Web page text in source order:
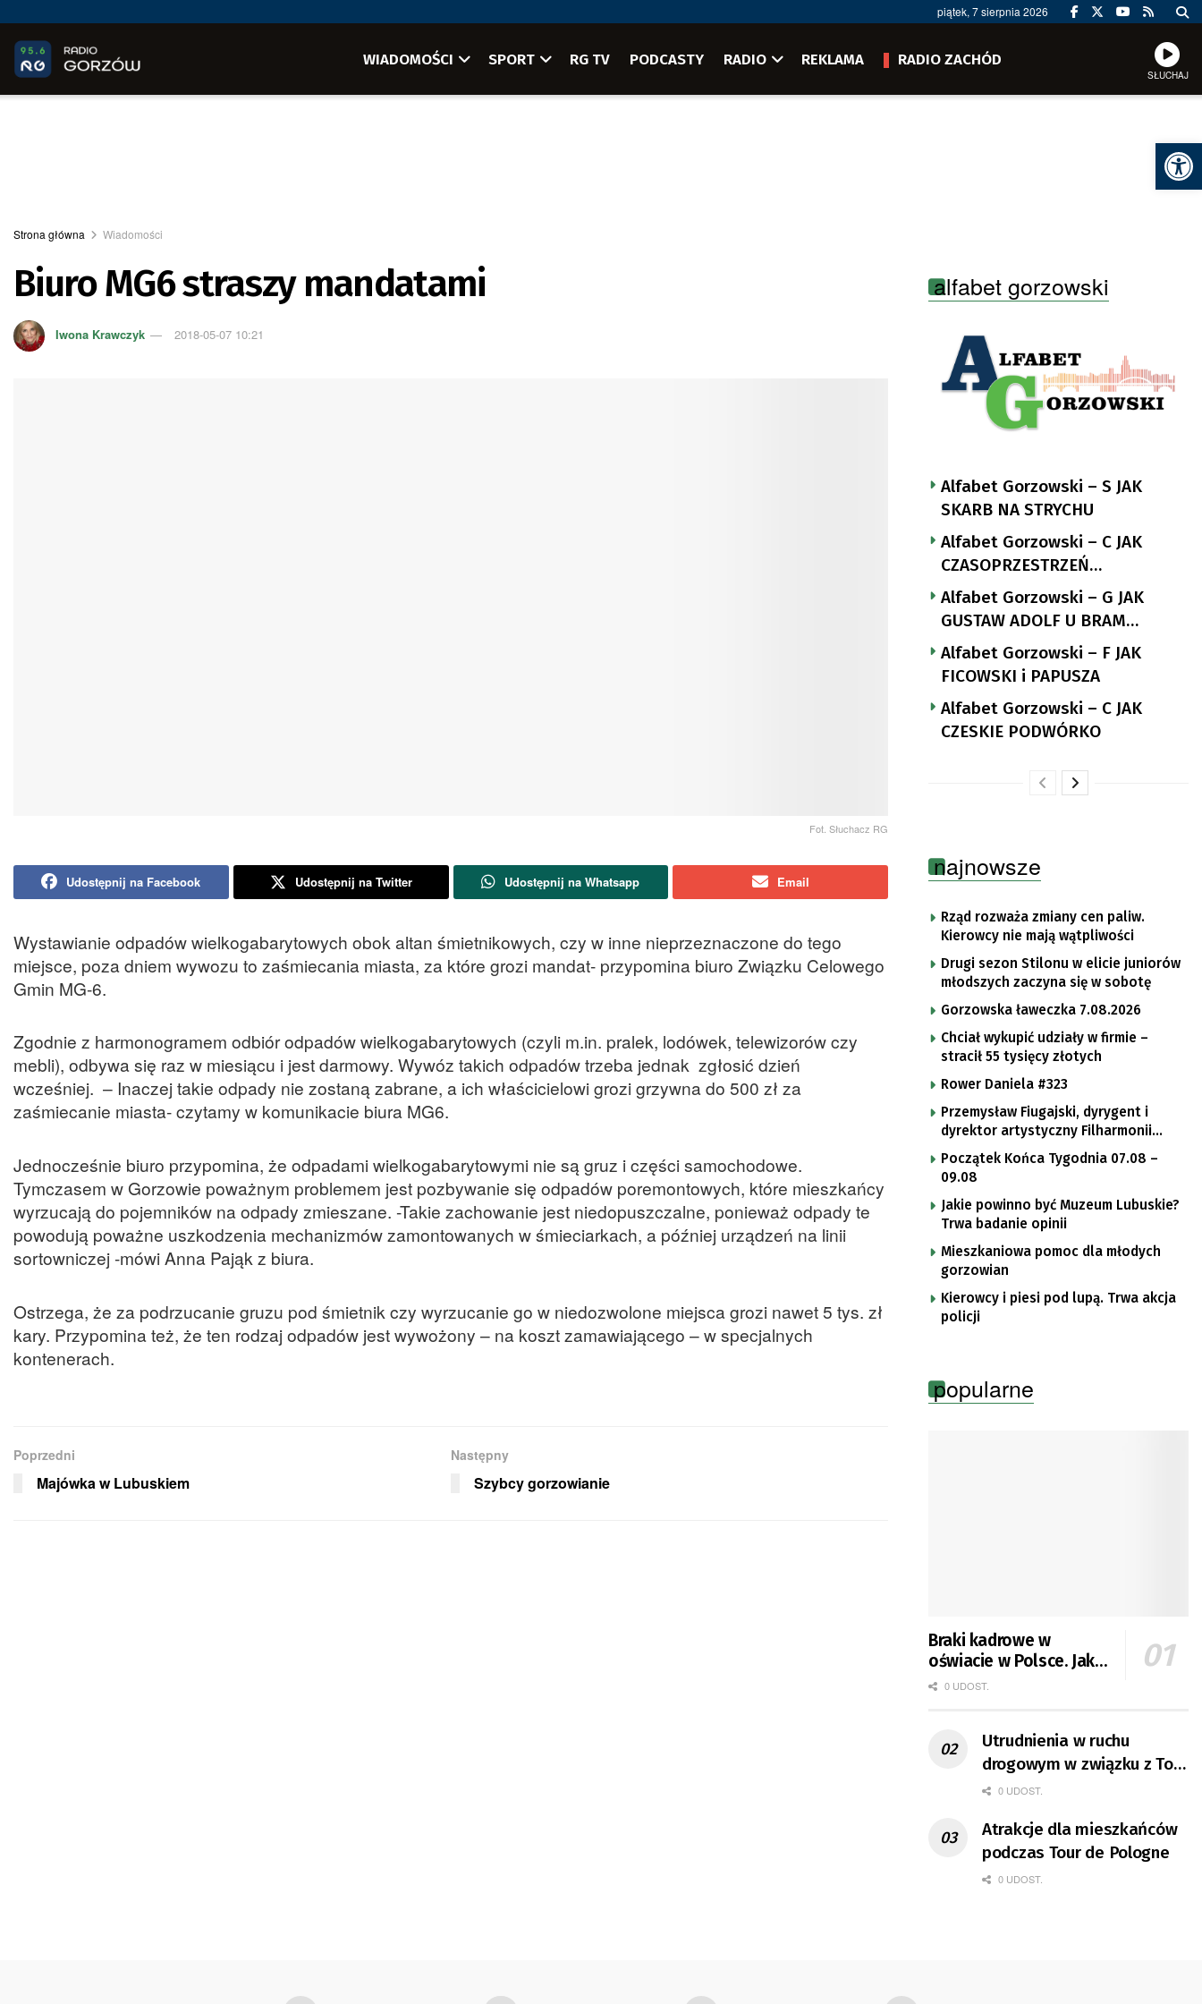
piątek, 7 sierpnia 2026
WIADOMOŚCI SPORT RG TV PODCASTY RADIO REKLAMA RADIO ZACHÓD
SŁUCHAJ
Strona główna Wiadomości
Biuro MG6 straszy mandatami
Iwona Krawczyk 2018-05-07 10:21
Fot. Słuchacz RG
Udostępnij na Facebook Udostępnij na Twitter Udostępnij na Whatsapp Email
Wystawianie odpadów wielkogabarytowych obok altan śmietnikowych, czy w inne nieprzeznaczone do tego
miejsce, poza dniem wywozu to zaśmiecania miasta, za które grozi mandat- przypomina biuro Związku Celowego
Gmin MG-6.
Zgodnie z harmonogramem odbiór odpadów wielkogabarytowych (czyli m.in. pralek, lodówek, telewizorów czy
mebli), odbywa się raz w miesiącu i jest darmowy. Wywóz takich odpadów trzeba jednak zgłosić dzień
wcześniej. – Inaczej takie odpady nie zostaną zabrane, a ich właścicielowi grozi grzywna do 500 zł za
zaśmiecanie miasta- czytamy w komunikacie biura MG6.
Jednocześnie biuro przypomina, że odpadami wielkogabarytowymi nie są gruz i części samochodowe.
Tymczasem w Gorzowie poważnym problemem jest pozbywanie się odpadów poremontowych, które mieszkańcy
wyrzucają do pojemników na odpady zmieszane. -Takie zachowanie jest niedopuszczalne, ponieważ odpady te
powodują poważne uszkodzenia mechanizmów zamontowanych w śmieciarkach, a później urządzeń na linii
sortowniczej -mówi Anna Pająk z biura.
Ostrzega, że za podrzucanie gruzu pod śmietnik czy wyrzucanie go w niedozwolone miejsca grozi nawet 5 tys. zł
kary. Przypomina też, że ten rodzaj odpadów jest wywożony – na koszt zamawiającego – w specjalnych
kontenerach.
Poprzedni
Majówka w Lubuskiem
Następny
Szybcy gorzowianie
alfabet gorzowski
Alfabet Gorzowski – S JAK
SKARB NA STRYCHU
Alfabet Gorzowski – C JAK
CZASOPRZESTRZEŃ
NUTTGENSA
Alfabet Gorzowski – G JAK
GUSTAW ADOLF U BRAM
LANDSBERGA
Alfabet Gorzowski – F JAK
FICOWSKI i PAPUSZA
Alfabet Gorzowski – C JAK
CZESKIE PODWÓRKO
najnowsze
Rząd rozważa zmiany cen paliw.
Kierowcy nie mają wątpliwości
Drugi sezon Stilonu w elicie juniorów
młodszych zaczyna się w sobotę
Gorzowska ławeczka 7.08.2026
Chciał wykupić udziały w firmie –
stracił 55 tysięcy złotych
Rower Daniela #323
Przemysław Fiugajski, dyrygent i
dyrektor artystyczny Filharmonii
Gorzowskiej
Początek Końca Tygodnia 07.08 –
09.08
Jakie powinno być Muzeum Lubuskie?
Trwa badanie opinii
Mieszkaniowa pomoc dla młodych
gorzowian
Kierowcy i piesi pod lupą. Trwa akcja
policji
popularne
Braki kadrowe w
oświacie w Polsce. Jak
jest w Gorzowie?
0 UDOST.
Utrudnienia w ruchu
drogowym w związku z Tour
de Pologne
0 UDOST.
Atrakcje dla mieszkańców
podczas Tour de Pologne
0 UDOST.